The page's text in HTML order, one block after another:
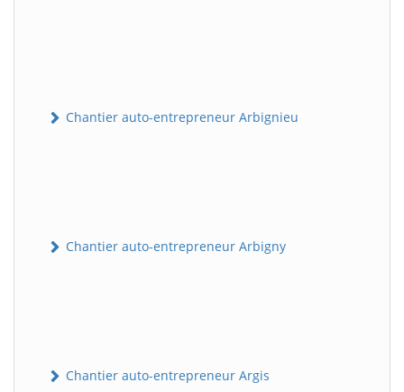
Chantier auto-entrepreneur Arbignieu
Chantier auto-entrepreneur Arbigny
Chantier auto-entrepreneur Argis